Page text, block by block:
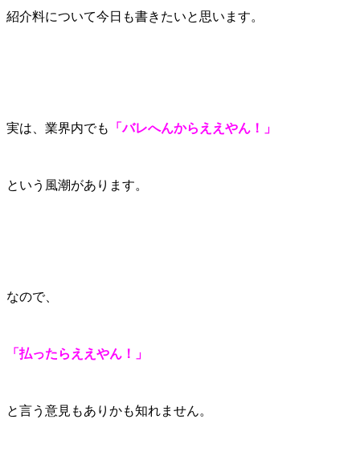
紹介料について今日も書きたいと思います。
実は、業界内でも 「バレへんからええやん！」
という風潮があります。
なので、
「払ったらええやん！」
と言う意見もありかも知れません。